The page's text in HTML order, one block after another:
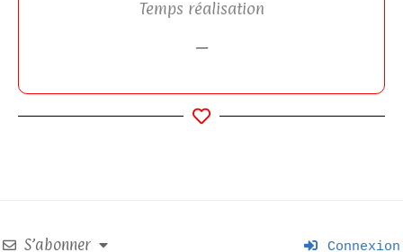
Temps réalisation
—
S’abonner Connexion